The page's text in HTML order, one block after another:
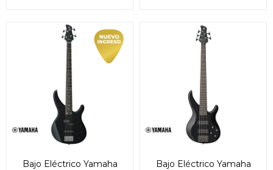
Bajo Eléctrico Yamaha
Bajo Eléctrico Yamaha